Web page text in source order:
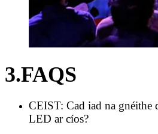
3.FAQS
CEIST: Cad iad na gnéithe
LED ar cíos?